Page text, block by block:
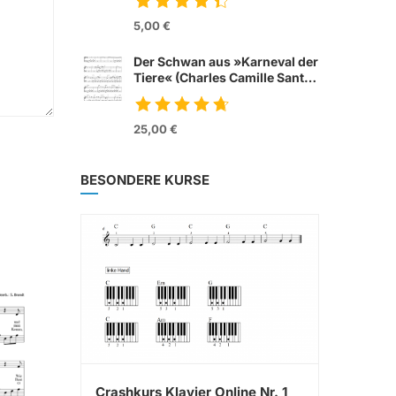
Jerry«
5,00 €
Der Schwan aus »Karneval der
Tiere« (Charles Camille Sant
Saens)
25,00 €
BESONDERE KURSE
Crashkurs Klavier Online Nr. 1